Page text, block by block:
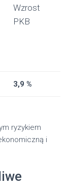
Wzrost
PKB
3,9 %
ryzykiem
i